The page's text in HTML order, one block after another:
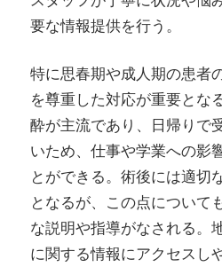
要な情報提供を行う。
特に思春期や成人期の患者
を尊重した対応が重要とな
酔が主流であり、日帰りで
いため、仕事や学業への影
とができる。術後には適切
となるが、この点について
な説明や指導がなされる。
に関する情報にアクセスし